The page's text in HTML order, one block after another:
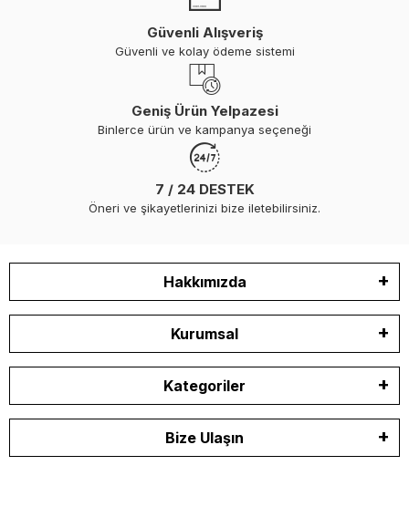
Güvenli Alışveriş
Güvenli ve kolay ödeme sistemi
Geniş Ürün Yelpazesi
Binlerce ürün ve kampanya seçeneği
7 / 24 DESTEK
Öneri ve şikayetlerinizi bize iletebilirsiniz.
Hakkımızda
Kurumsal
Kategoriler
Bize Ulaşın